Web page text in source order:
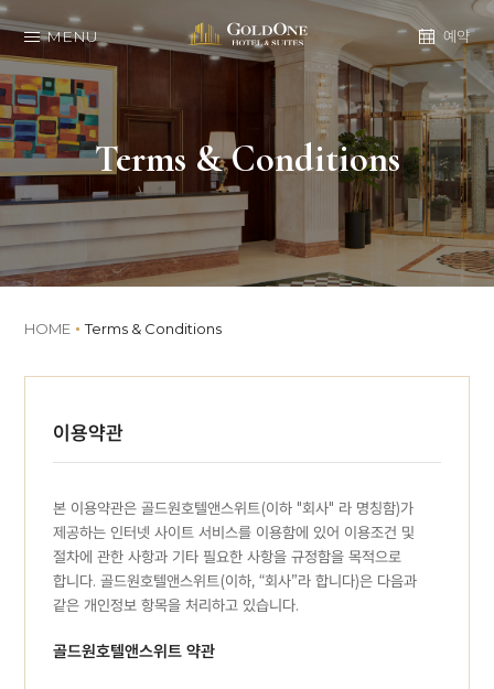
MENU 예약
Terms & Conditions
HOME Terms & Conditions
이용약관
본 이용약관은 골드원호텔앤스위트(이하 "회사" 라 명칭함)가
제공하는 인터넷 사이트 서비스를 이용함에 있어 이용조건 및
절차에 관한 사항과 기타 필요한 사항을 규정함을 목적으로
합니다. 골드원호텔앤스위트(이하, “회사”라 합니다)은 다음과
같은 개인정보 항목을 처리하고 있습니다.
골드원호텔앤스위트 약관